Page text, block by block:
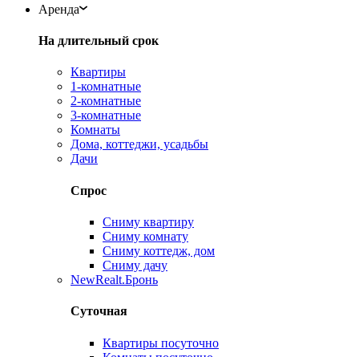
Аренда
На длительный срок
Квартиры
1-комнатные
2-комнатные
3-комнатные
Комнаты
Дома, коттеджи, усадьбы
Дачи
Спрос
Сниму квартиру
Сниму комнату
Сниму коттедж, дом
Сниму дачу
NewRealt.Бронь
Суточная
Квартиры посуточно